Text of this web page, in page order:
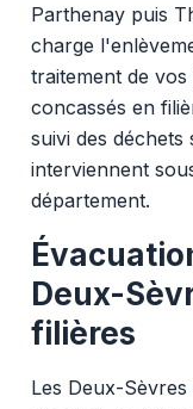
Parthenay puis
charge
traitement de
concassés en
suivi des déchets
interviennent
département.
Deux-
filières
Les Deux-